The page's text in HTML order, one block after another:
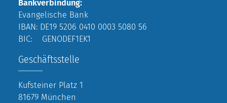
Bankverbindung:
Evangelische Bank
IBAN: DE19 5206 0410 0003 5080 56
BIC: GENODEF1EK1
Geschäftsstelle
Kufsteiner Platz 1
81679 München